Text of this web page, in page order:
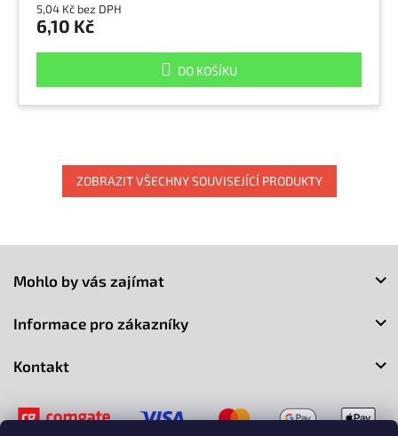
5,04 Kč bez DPH
6,10 Kč
DO KOŠÍKU
ZOBRAZIT VŠECHNY SOUVISEJÍCÍ PRODUKTY
Mohlo by vás zajímat
Informace pro zákazníky
Kontakt